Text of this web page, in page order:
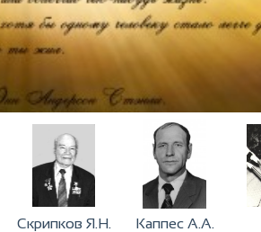
Скрипков Я.Н. Каппес А.А.